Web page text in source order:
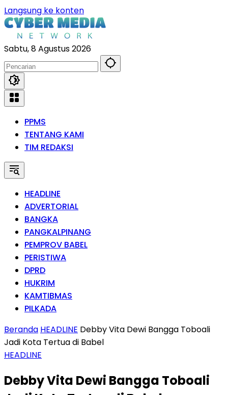
Langsung ke konten
Sabtu, 8 Agustus 2026
PPMS
TENTANG KAMI
TIM REDAKSI
HEADLINE
ADVERTORIAL
BANGKA
PANGKALPINANG
PEMPROV BABEL
PERISTIWA
DPRD
HUKRIM
KAMTIBMAS
PILKADA
Beranda HEADLINE Debby Vita Dewi Bangga Toboali
Jadi Kota Tertua di Babel
HEADLINE
Debby Vita Dewi Bangga Toboali